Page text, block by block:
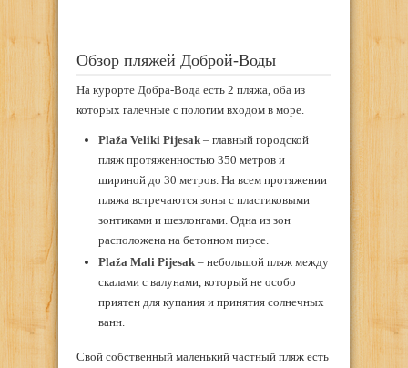
Обзор пляжей Доброй-Воды
На курорте Добра-Вода есть 2 пляжа, оба из
которых галечные с пологим входом в море.
Plaža Veliki Pijesak– главный городской
пляж протяженностью 350 метров и
шириной до 30 метров. На всем протяжении
пляжа встречаются зоны с пластиковыми
зонтиками и шезлонгами. Одна из зон
расположена на бетонном пирсе.
Plaža Mali Pijesak– небольшой пляж между
скалами с валунами, который не особо
приятен для купания и принятия солнечных
ванн.
Свой собственный маленький частный пляж есть